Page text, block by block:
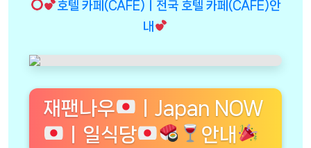
호텔 카페(CAFE)ㅣ전국 호텔 카페(CAFE)안
내
재팬나우
ㅣJapan NOW
ㅣ일식당
안내